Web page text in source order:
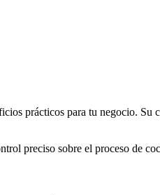
prácticos para tu negocio.
preciso sobre el proceso de